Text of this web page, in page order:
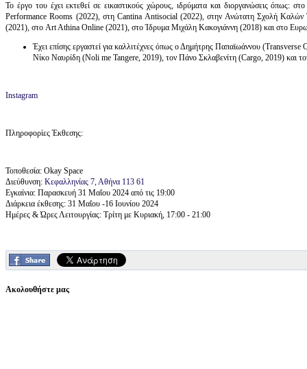
Το έργο του έχει εκτεθεί σε εικαστικούς χώρους, ιδρύματα και διοργανώσεις
Performance Rooms (2022), στη Cantina Antisocial (2022), στην Ανώτατη Σχολή
(2021), στο Art Athina Online (2021), στο Ίδρυμα Μιχάλη Κακογιάννη (2018) και στο
Έχει επίσης εργαστεί για καλλιτέχνες όπως ο Δημήτρης Παπαϊωάννου
Νίκο Ναυρίδη (Noli me Tangere, 2019), τον Πάνο Σκλαβενίτη (Cargo, 2019) και
Instagram
Πληροφορίες Έκθεσης:
Τοποθεσία: Okay Space
Διεύθυνση: Κεφαλληνίας 7, Αθήνα 113 61
Εγκαίνια: Παρασκευή 31 Μαΐου 2024 από τις 19:00
Διάρκεια έκθεσης: 31 Μαΐου -16 Ιουνίου 2024
Ημέρες & Ώρες Λειτουργίας: Τρίτη με Κυριακή, 17:00 - 21:00
Ακολουθήστε μας